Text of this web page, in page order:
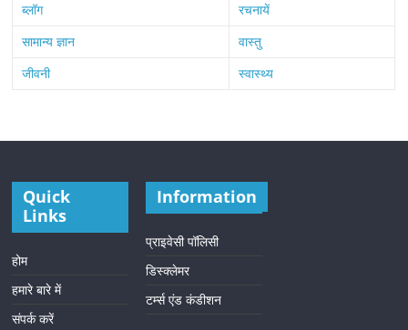
ब्लॉग
रचनायें
सामान्य ज्ञान
वास्तु
जीवनी
स्वास्थ्य
Quick
Links
होम
हमारे बारे में
संपर्क करें
Information
प्राइवेसी पॉलिसी
डिस्क्लेमर
टर्म्स एंड कंडीशन